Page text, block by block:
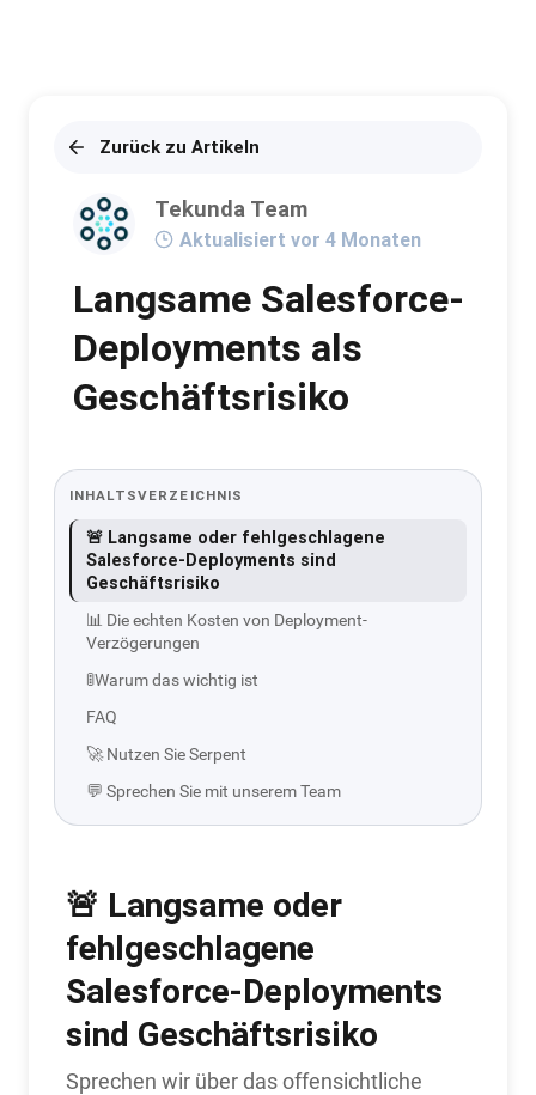
Zurück zu Artikeln
Tekunda Team
Aktualisiert vor 4 Monaten
Langsame Salesforce-
Deployments als
Geschäftsrisiko
INHALTSVERZEICHNIS
🚨 Langsame oder fehlgeschlagene
Salesforce-Deployments sind
Geschäftsrisiko
📊 Die echten Kosten von Deployment-
Verzögerungen
🚦Warum das wichtig ist
FAQ
🚀 Nutzen Sie Serpent
💬 Sprechen Sie mit unserem Team
🚨 Langsame oder
fehlgeschlagene
Salesforce-Deployments
sind Geschäftsrisiko
Sprechen wir über das offensichtliche